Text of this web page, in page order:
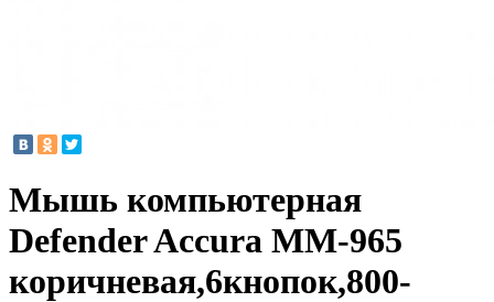
Мышь компьютерная
Defender Accura MM-965
коричневая,6кнопок,800-